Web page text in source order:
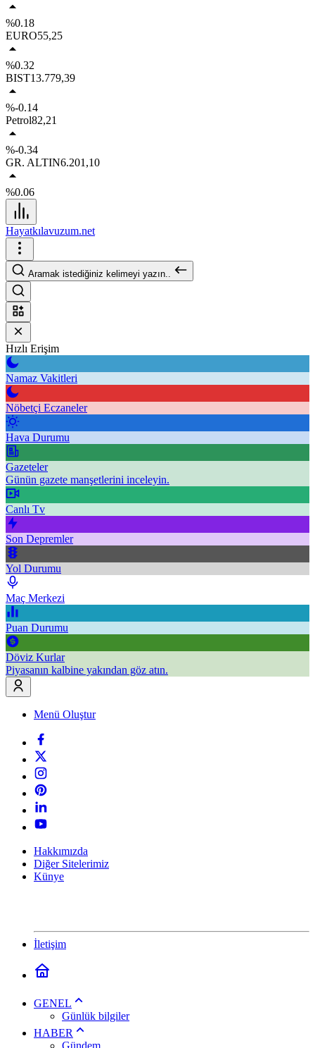
%0.18
EURO55,25
%0.32
BIST13.779,39
%-0.14
Petrol82,21
%-0.34
GR. ALTIN6.201,10
%0.06
Hayatkılavuzum.net
Aramak istediğiniz kelimeyi yazın..
Hızlı Erişim
Namaz Vakitleri
Nöbetçi Eczaneler
Hava Durumu
Gazeteler
Günün gazete manşetlerini inceleyin.
Canlı Tv
Son Depremler
Yol Durumu
Maç Merkezi
Puan Durumu
Döviz Kurlar
Piyasanın kalbine yakından göz atın.
Menü Oluştur
Hakkımızda
Diğer Sitelerimiz
Künye
İletişim
GENEL
Günlük bilgiler
HABER
Gündem